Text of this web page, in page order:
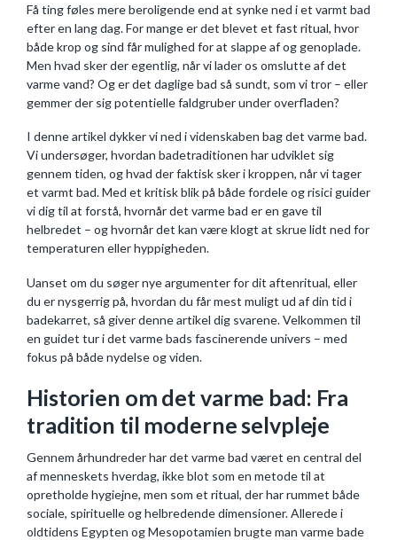
Få ting føles mere beroligende end at synke ned i et varmt bad
efter en lang dag. For mange er det blevet et fast ritual, hvor
både krop og sind får mulighed for at slappe af og genoplade.
Men hvad sker der egentlig, når vi lader os omslutte af det
varme vand? Og er det daglige bad så sundt, som vi tror – eller
gemmer der sig potentielle faldgruber under overfladen?
I denne artikel dykker vi ned i videnskaben bag det varme bad.
Vi undersøger, hvordan badetraditionen har udviklet sig
gennem tiden, og hvad der faktisk sker i kroppen, når vi tager
et varmt bad. Med et kritisk blik på både fordele og risici guider
vi dig til at forstå, hvornår det varme bad er en gave til
helbredet – og hvornår det kan være klogt at skrue lidt ned for
temperaturen eller hyppigheden.
Uanset om du søger nye argumenter for dit aftenritual, eller
du er nysgerrig på, hvordan du får mest muligt ud af din tid i
badekarret, så giver denne artikel dig svarene. Velkommen til
en guidet tur i det varme bads fascinerende univers – med
fokus på både nydelse og viden.
Historien om det varme bad: Fra
tradition til moderne selvpleje
Gennem århundreder har det varme bad været en central del
af menneskets hverdag, ikke blot som en metode til at
opretholde hygiejne, men som et ritual, der har rummet både
sociale, spirituelle og helbredende dimensioner. Allerede i
oldtidens Egypten og Mesopotamien brugte man varme bade